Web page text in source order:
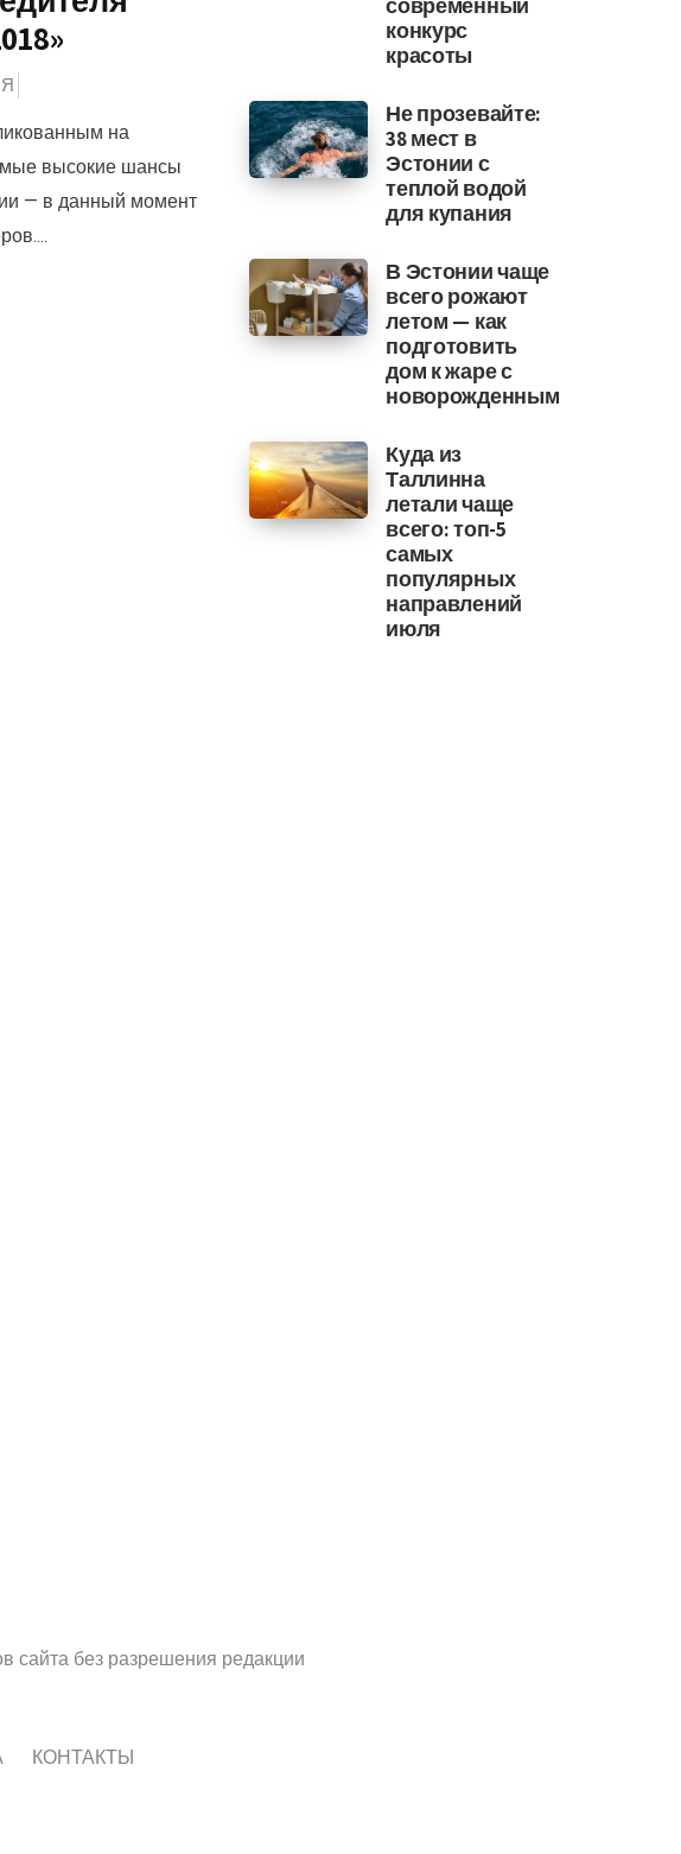
на
высокие шансы
— в данный момент
конкурс
красоты
Не прозевайте:
38 мест в
Эстонии с
теплой водой
для купания
В Эстонии чаще
всего рожают
летом — как
подготовить
дом к жаре с
новорожденным
Куда из
Таллинна
летали чаще
всего: топ-5
самых
популярных
направлений
июля
сайта без разрешения редакции
КОНТАКТЫ